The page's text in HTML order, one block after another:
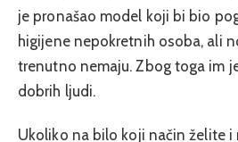
je pronašao model koji bi bio
higijene nepokretnih osoba, ali
trenutno nemaju. Zbog toga im
dobrih ljudi.
Ukoliko na bilo koji način želite